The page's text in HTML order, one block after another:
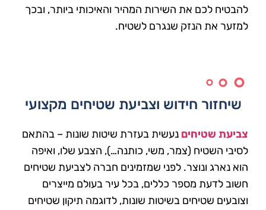
להבטיח לכם את השירות המהיר והאיכותי ביותר, ובכך
למזער את הנזק שנגרם לשטיח.
שיחזור חידוש וצביעת שטיחים מקצועי
צביעת שטיחים נעשית בעזרת שיטות שונות – בהתאם
לסיבי השטיח (צמר, משי, כותנה…), הצבע שלו, ואיפה
הוא נארג ונוצר. לפני שמזמינים חברה לצביעת שטיחים
חשוב לדעת מספר כללים, בכל עיר בעולם מייצרים
וצובעים שטיחים בשיטות שונות, לדוגמה תיקון שטיחים